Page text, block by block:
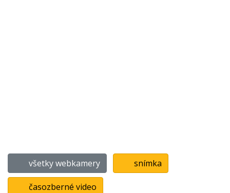
všetky webkamery snímka
časozberné video